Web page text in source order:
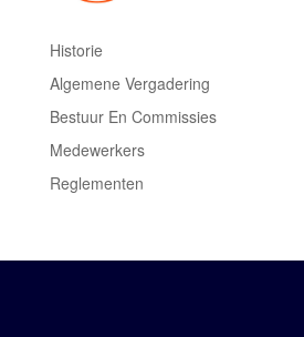
Historie
Algemene Vergadering
Bestuur En Commissies
Medewerkers
Reglementen